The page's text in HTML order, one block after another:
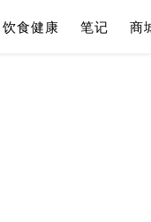
饮食健康 笔记 商